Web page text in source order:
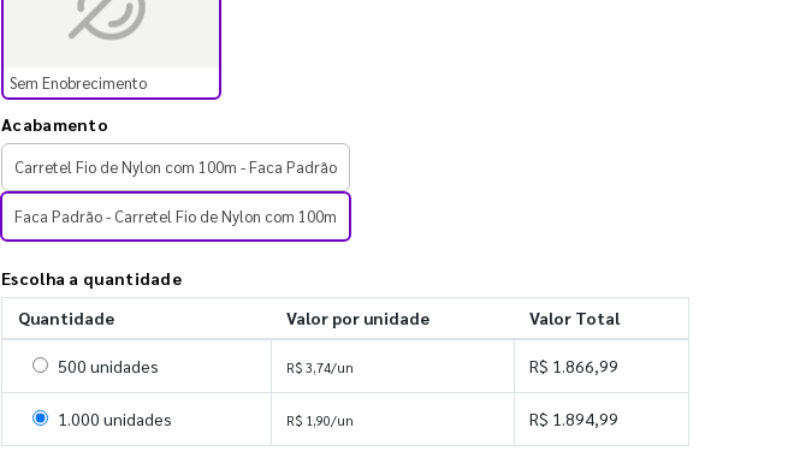
Sem Enobrecimento
Acabamento
Carretel Fio de Nylon com 100m - Faca Padrão
Faca Padrão - Carretel Fio de Nylon com 100m
Escolha a quantidade
Quantidade
Valor por unidade Valor Total
Selecionar 500 unidades
500 unidades R$ 3,74/un R$ 1.866,99
Selecionar 1000 unidades
1.000 unidades R$ 1,90/un R$ 1.894,99